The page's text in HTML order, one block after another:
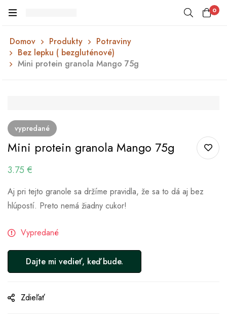
0
Domov Produkty
Potraviny
Bez lepku ( bezgluténové)
Mini protein granola Mango 75g
vypredané
Mini protein granola Mango 75g
3.75 €
Aj pri tejto granole sa držíme pravidla, že sa to dá aj bez
hlúpostí. Preto nemá žiadny cukor!
Vypredané
Zdieľať